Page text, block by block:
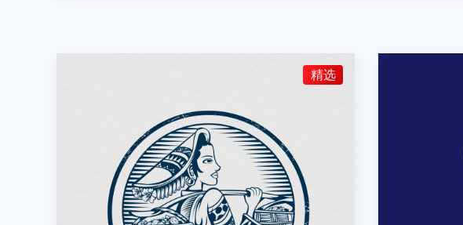
精选